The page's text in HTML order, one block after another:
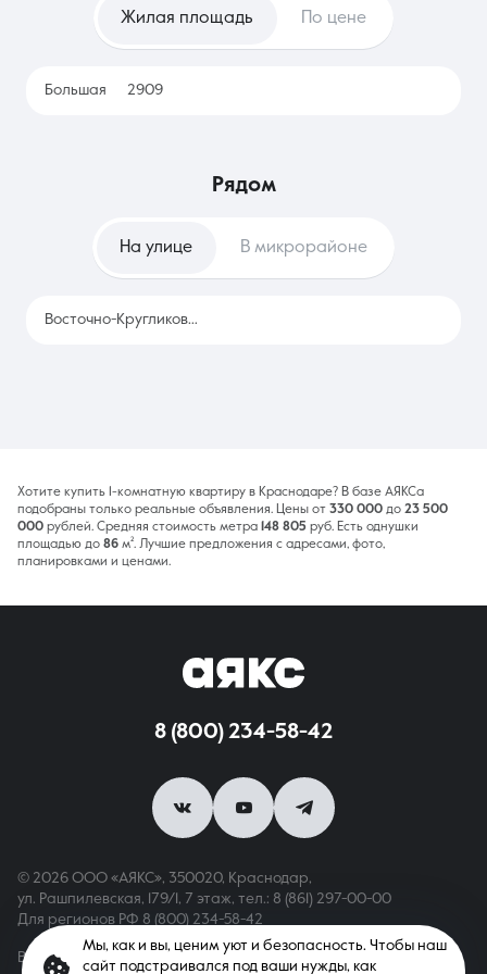
только планирует переезд или часто меняет место работы,
позволяя изучить разные локации без привязки к
конкретному адресу и значительных разовых трат.
Жилая площадь По цене
Большая 2909
рядом
На улице В микрорайоне
Восточно-Кругликовская
Хотите купить 1-комнатную квартиру в Краснодаре? В базе АЯКСа
подобраны только реальные объявления. Цены от 330 000 до 23 500
000 рублей. Средняя стоимость метра 148 805 руб. Есть однушки
площадью до 86 м². Лучшие предложения с адресами, фото,
планировками и ценами.
8 (800) 234-58-42
© 2026 ООО «АЯКС», 350020, Краснодар,
ул. Рашпилевская, 179/1, 7 этаж, тел.: 8 (861) 297-00-00
Для регионов РФ 8 (800) 234-58-42
Вся информация, опубликованная на сайте, носит только
Мы, как и вы, ценим уют и безопасность. Чтобы наш
сайт подстраивался под ваши нужды, как